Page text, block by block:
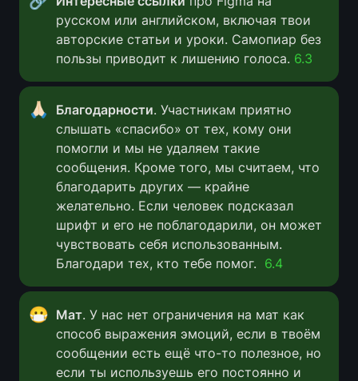
русском или английском, включая твои
авторские статьи и уроки. Самопиар без
пользы приводит к лишению голоса. 6.3
🙏🏻 Благодарности. Участникам приятно
слышать «спасибо» от тех, кому они
помогли и мы не удаляем такие
сообщения. Кроме того, мы считаем, что
благодарить других — крайне
желательно. Если человек подсказал
шрифт и его не поблагодарили, он может
чувствовать себя использованным.
Благодари тех, кто тебе помог. 6.4
😷 Мат. У нас нет ограничения на мат как
способ выражения эмоций, если в твоём
сообщении есть ещё что-то полезное, но
если ты используешь его постоянно и